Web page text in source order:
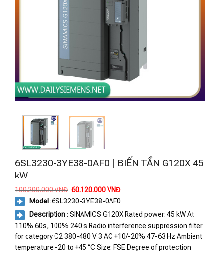
6SL3230-3YE38-0AF0 | BIẾN TẦN G120X 45
kW
100.200.000VNĐ Giá
là:
100.200.000 VNĐ.
60.120.000VNĐGiá
tại
là:
60.120.000 VNĐ.
Model :6SL3230-3YE38-0AF0
Description: SINAMICS G120X Rated power: 45 kW At
110% 60s, 100% 240 s Radio interference suppression filter
for category C2 380-480 V 3 AC +10/-20% 47-63 Hz Ambient
temperature -20 to +45 °C Size: FSE Degree of protection